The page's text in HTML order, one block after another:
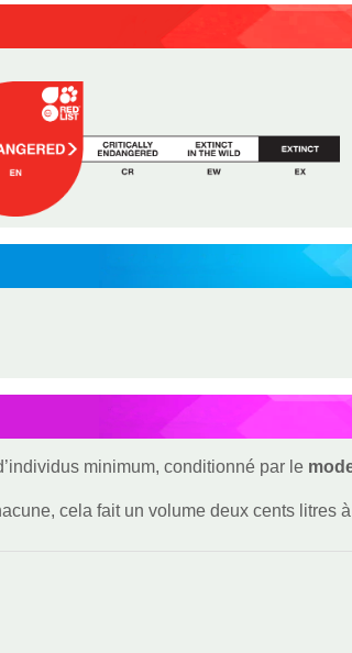
minimum, conditionné par le
cela fait un volume deux cents litres